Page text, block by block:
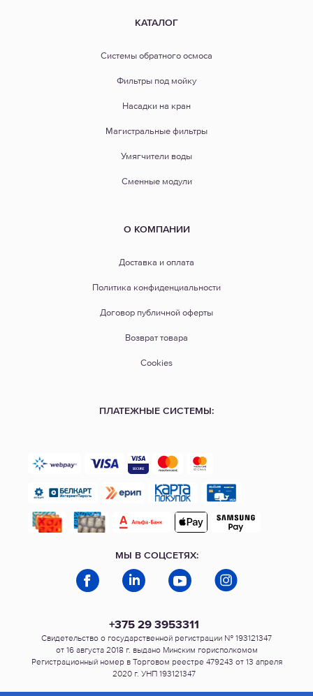
КАТАЛОГ
Системы обратного осмоса
Фильтры под мойку
Насадки на кран
Магистральные фильтры
Умягчители воды
Сменные модули
О КОМПАНИИ
Доставка и оплата
Политика конфиденциальности
Договор публичной оферты
Возврат товара
Cookies
ПЛАТЕЖНЫЕ СИСТЕМЫ:
МЫ В СОЦСЕТЯХ:
+375 29 3953311
Свидетельство о государственной регистрации № 193121347
от 16 августа 2018 г. выдано Минским горисполкомом
Регистрационный номер в Торговом реестре 479243 от 13 апреля
2020 г. УНП 193121347